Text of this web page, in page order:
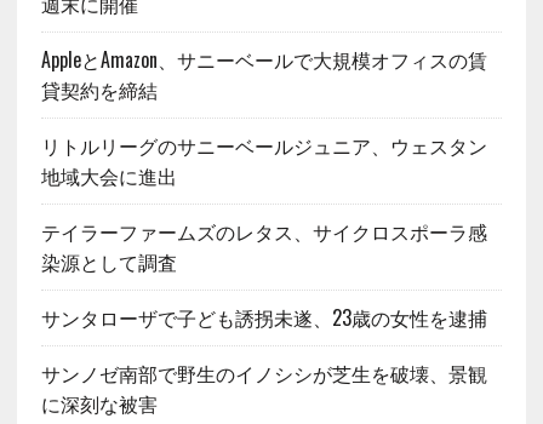
AppleとAmazon、サニーベールで大規模オフィスの賃
貸契約を締結
リトルリーグのサニーベールジュニア、ウェスタン
地域大会に進出
テイラーファームズのレタス、サイクロスポーラ感
染源として調査
サンタローザで子ども誘拐未遂、23歳の女性を逮捕
サンノゼ南部で野生のイノシシが芝生を破壊、景観
に深刻な被害